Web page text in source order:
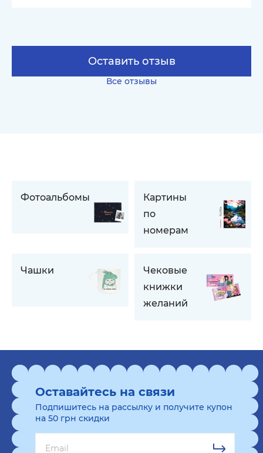
Все отзывы
Оставить отзыв
Фотоальбомы
Картины
по
номерам
Чашки
Чековые
книжки
желаний
Оставайтесь на связи
Подпишитесь на рассылку и получите купон
на 50 грн скидки